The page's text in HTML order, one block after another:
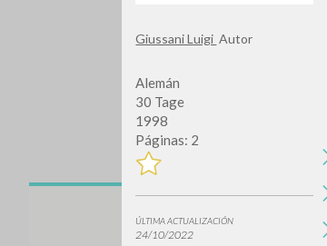
Giussani Luigi Autor
Alemán
30 Tage
1998
Páginas: 2
ÚLTIMA ACTUALIZACIÓN
24/10/2022